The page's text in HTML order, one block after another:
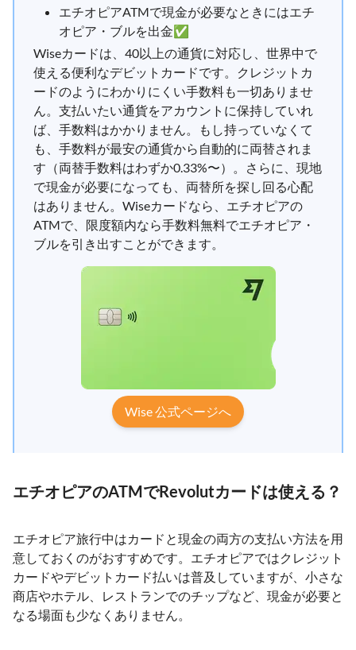
エチオピアATMで現金が必要なときにはエチ
オピア・ブルを出金✅
Wiseカードは、40以上の通貨に対応し、世界中で
使える便利なデビットカードです。クレジットカ
ードのようにわかりにくい手数料も一切ありませ
ん。支払いたい通貨をアカウントに保持していれ
ば、手数料はかかりません。もし持っていなくて
も、手数料が最安の通貨から自動的に両替されま
す（両替手数料はわずか0.33%〜）。さらに、現地
で現金が必要になっても、両替所を探し回る心配
はありません。Wiseカードなら、エチオピアの
ATMで、限度額内なら手数料無料でエチオピア・
ブルを引き出すことができます。
Wise 公式ページへ
エチオピアのATMでRevolutカードは使える？
エチオピア旅行中はカードと現金の両方の支払い方法を用
意しておくのがおすすめです。エチオピアではクレジット
カードやデビットカード払いは普及していますが、小さな
商店やホテル、レストランでのチップなど、現金が必要と
なる場面も少なくありません。